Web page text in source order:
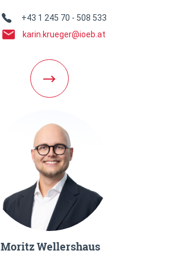
Telefon Link
+43 1 245 70 - 508 533
E-Mail Link
karin.krueger@ioeb.at
Weiter zur Team Detailseite
Moritz Wellershaus